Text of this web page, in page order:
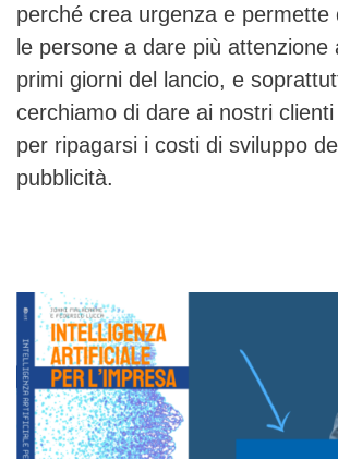
perché crea urgenza e permette
le persone a dare più attenzione
primi giorni del lancio, e
cerchiamo di dare ai nostri
per ripagarsi i costi di sviluppo
pubblicità.